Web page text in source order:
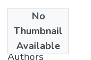
No
Thumbnail
Available
2002
Authors